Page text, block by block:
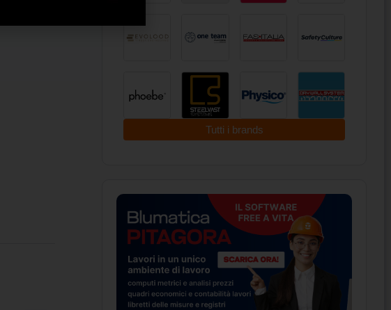
Tutti i brands